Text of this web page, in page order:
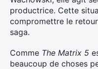
productrice. Cette
compromettre le
saga.
Comme The Matrix 5
beaucoup de choses